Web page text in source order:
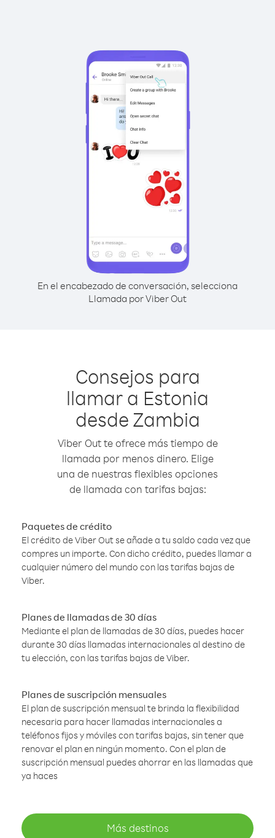
En el encabezado de conversación, selecciona
Llamada por Viber Out
Consejos para
llamar a Estonia
desde Zambia
Viber Out te ofrece más tiempo de
llamada por menos dinero. Elige
una de nuestras flexibles opciones
de llamada con tarifas bajas:
Paquetes de crédito
El crédito de Viber Out se añade a tu saldo cada vez que
compres un importe. Con dicho crédito, puedes llamar a
cualquier número del mundo con las tarifas bajas de
Viber.
Planes de llamadas de 30 días
Mediante el plan de llamadas de 30 días, puedes hacer
durante 30 días llamadas internacionales al destino de
tu elección, con las tarifas bajas de Viber.
Planes de suscripción mensuales
El plan de suscripción mensual te brinda la flexibilidad
necesaria para hacer llamadas internacionales a
teléfonos fijos y móviles con tarifas bajas, sin tener que
renovar el plan en ningún momento. Con el plan de
suscripción mensual puedes ahorrar en las llamadas que
ya haces
Más destinos